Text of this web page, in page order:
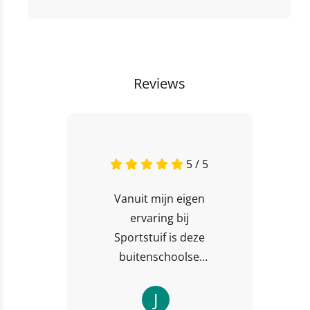
Reviews
5 / 5
Vanuit mijn eigen
ervaring bij
Sportstuif is deze
buitenschoolse
dé plek waar
J